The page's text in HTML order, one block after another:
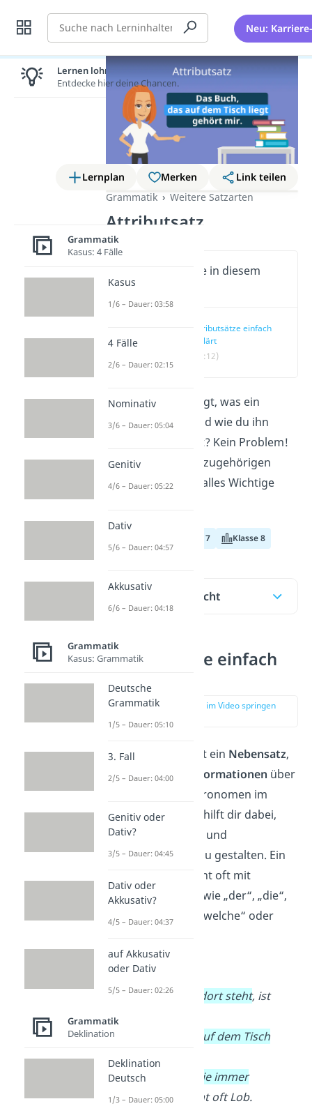
Suche Neu:
Lernplan Merken
Link teilen
Grammatik
Weitere Satzarten
Attributsatz
Wichtige Inhalte in diesem
Video
Attributsätze einfach
erklärt
(00:12)
Du hast dich gefragt, was ein
Attributsatzist und wie du ihn
richtig verwendest? Kein Problem!
Im Beitrag und im zugehörigen
Videoerfährst du alles Wichtige
Klasse 7 Klasse 8
Inhaltsübersicht
Attributsätze einfach
erklärt
zur Stelle im Video springen
EinAttributsatz ist ein Nebensatz,
der zusätzliche
Informationen über
oder Pronomen im
Hauptsatz gibt. Er hilft dir dabei,
Sätze detaillierter
und
aussagekräftiger zu gestalten. Ein
Attributsatz beginnt oft mit
Relativpronomen
wie „der“, „die“,
„das“, „welcher“, „welche“ oder
Beispiele:
→Der Mann, der dort steht, ist
mein Onkel.
→
das auf dem Tisch
liegt, gehört mir.
→Die Schülerin,
die immer
aufpasst, bekommt oft Lob.
Lernen lohnt sich!
Entdecke hier deine Chancen.
Grammatik
Kasus: 4 Fälle
Kasus
1/6 – Dauer: 03:58
4 Fälle
2/6 – Dauer: 02:15
Nominativ
3/6 – Dauer: 05:04
Genitiv
4/6 – Dauer: 05:22
Dativ
5/6 – Dauer: 04:57
Akkusativ
6/6 – Dauer: 04:18
Grammatik
Kasus: Grammatik
Deutsche
Grammatik
1/5 – Dauer: 05:10
3. Fall
2/5 – Dauer: 04:00
Genitiv oder
Dativ?
3/5 – Dauer: 04:45
Dativ oder
Akkusativ?
4/5 – Dauer: 04:37
auf Akkusativ
oder Dativ
5/5 – Dauer: 02:26
Grammatik
Deklination
Deklination
Deutsch
1/3 – Dauer: 05:00